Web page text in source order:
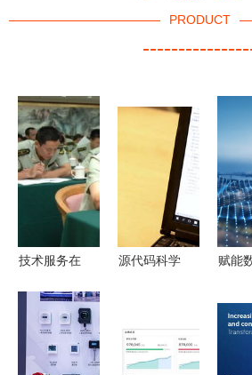
PRODUCT
技术服务在
的应用 以
网络技术服
务为核心
源代码科学
插画设计
赋能
力网